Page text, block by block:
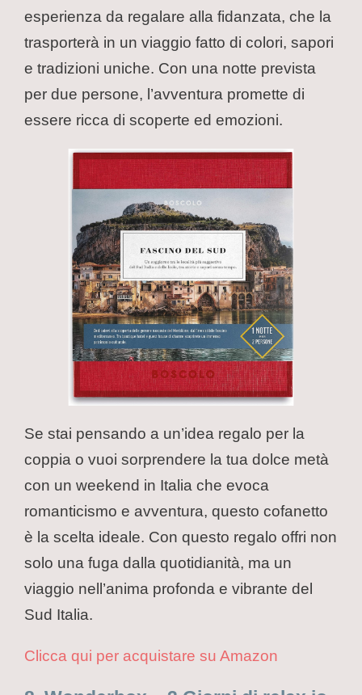
esperienza da regalare alla fidanzata, che la
trasporterà in un viaggio fatto di colori, sapori
e tradizioni uniche. Con una notte prevista
per due persone, l’avventura promette di
essere ricca di scoperte ed emozioni.
Se stai pensando a un’idea regalo per la
coppia o vuoi sorprendere la tua dolce metà
con un weekend in Italia che evoca
romanticismo e avventura, questo cofanetto
è la scelta ideale. Con questo regalo offri non
solo una fuga dalla quotidianità, ma un
viaggio nell’anima profonda e vibrante del
Sud Italia.
Clicca qui per acquistare su Amazon